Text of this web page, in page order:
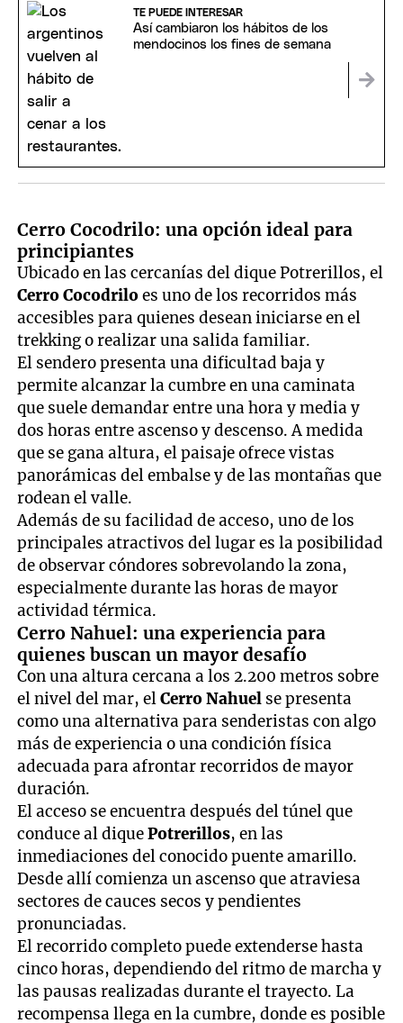
TE PUEDE INTERESAR
Así cambiaron los hábitos de los
mendocinos los fines de semana
Cerro Cocodrilo: una opción ideal para
principiantes
Ubicado en las cercanías del dique Potrerillos, el
Cerro Cocodriloes uno de los recorridos más
accesibles para quienes desean iniciarse en el
trekking o realizar una salida familiar.
El sendero presenta una dificultad baja y
permite alcanzar la cumbre en una caminata
que suele demandar entre una hora y media y
dos horas entre ascenso y descenso. A medida
que se gana altura, el paisaje ofrece vistas
panorámicas del embalse y de las montañas que
rodean el valle.
Además de su facilidad de acceso, uno de los
principales atractivos del lugar es la posibilidad
de observar cóndores sobrevolando la zona,
especialmente durante las horas de mayor
actividad térmica.
Cerro Nahuel: una experiencia para
quienes buscan un mayor desafío
Con una altura cercana a los 2.200 metros sobre
el nivel del mar, elCerro Nahuel se presenta
como una alternativa para senderistas con algo
más de experiencia o una condición física
adecuada para afrontar recorridos de mayor
duración.
El acceso se encuentra después del túnel que
conduce al diquePotrerillos, en las
inmediaciones del conocido puente amarillo.
Desde allí comienza un ascenso que atraviesa
sectores de cauces secos y pendientes
pronunciadas.
El recorrido completo puede extenderse hasta
cinco horas, dependiendo del ritmo de marcha y
las pausas realizadas durante el trayecto. La
recompensa llega en la cumbre, donde es posible